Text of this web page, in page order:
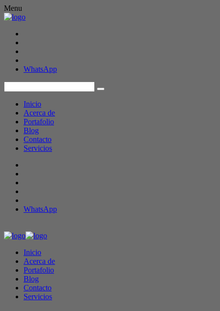
Menu
WhatsApp
Inicio
Acerca de
Portafolio
Blog
Contacto
Servicios
WhatsApp
Inicio
Acerca de
Portafolio
Blog
Contacto
Servicios